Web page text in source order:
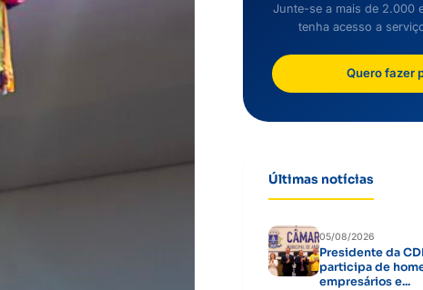
Junte-se a mais de 2.000
tenha acesso a
Quero fazer
Últimas notícias
05/08/2026
Presidente da
participa de
empresários e...